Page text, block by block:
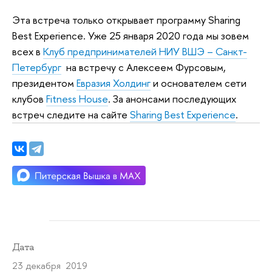
Эта встреча только открывает программу Sharing
Best Experience. Уже 25 января 2020 года мы зовем
всех в Клуб предпринимателей НИУ ВШЭ – Санкт-
Петербург на встречу с Алексеем Фурсовым,
президентом Евразия Холдинги основателем сети
клубов Fitness House. За анонсами последующих
встреч следите на сайте Sharing Best Experience.
Дата
23 декабря 2019